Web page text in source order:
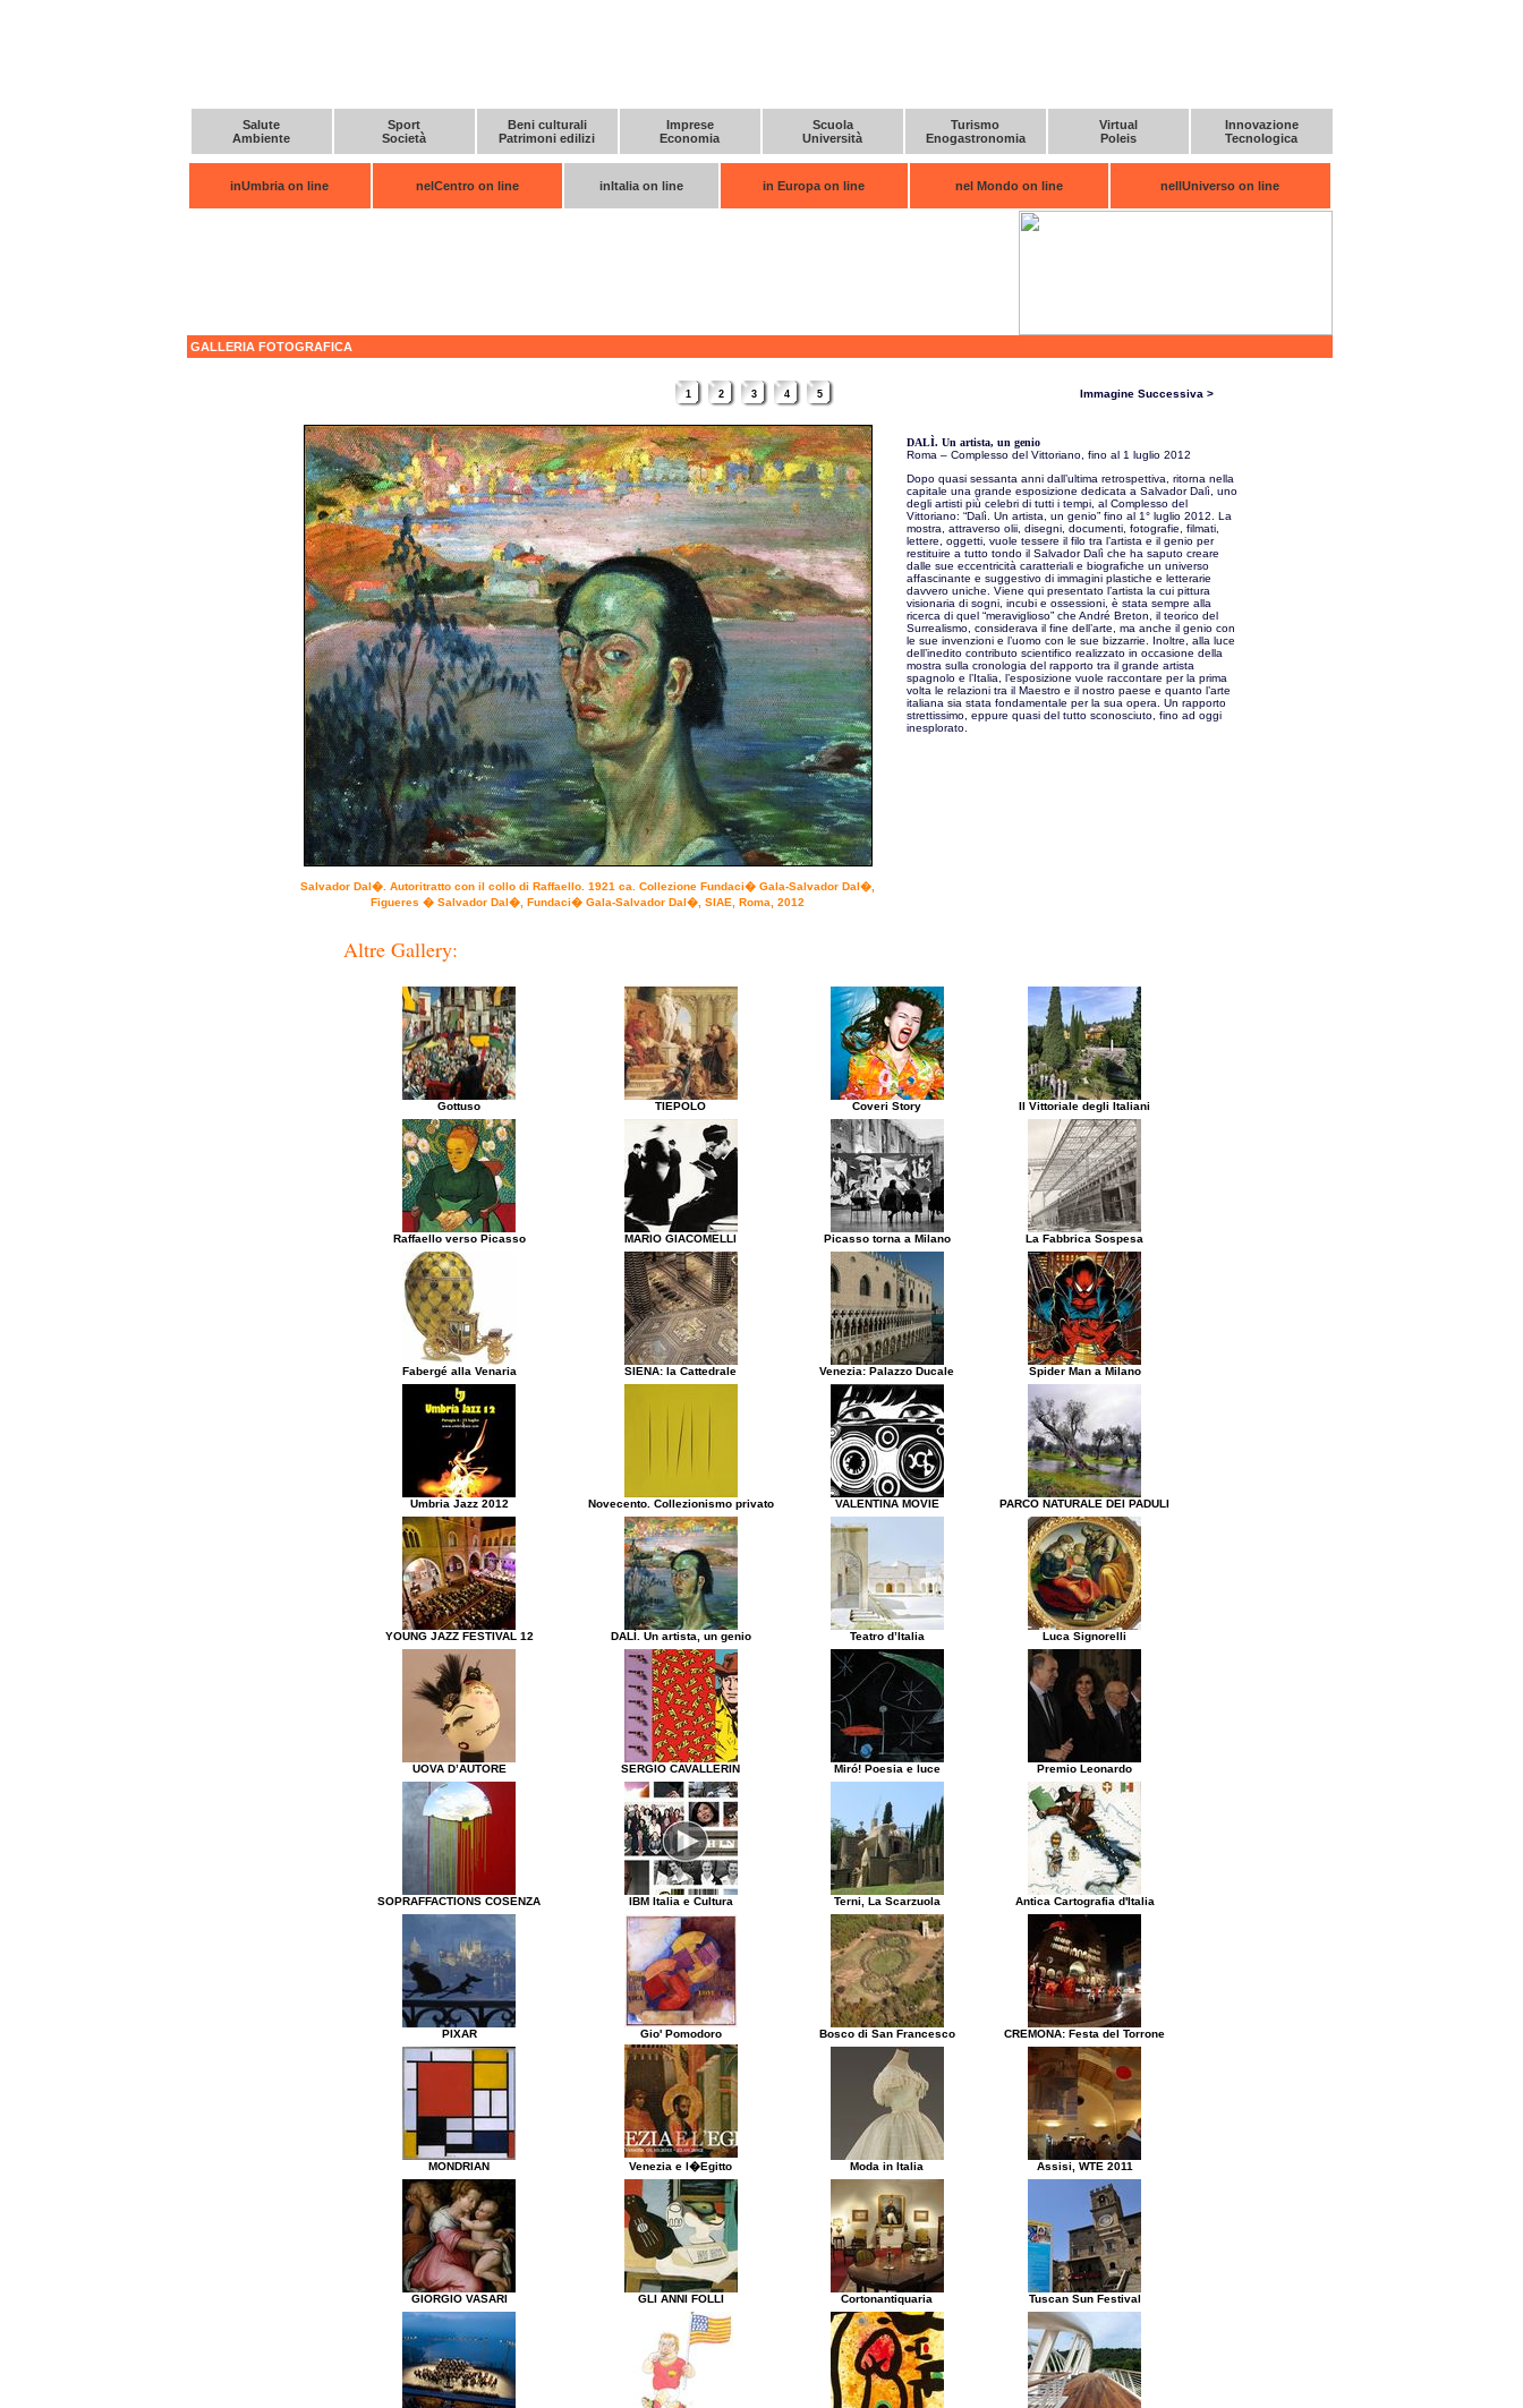
Salute
Ambiente
Sport
Società
Beni culturali
Patrimoni edilizi
Imprese
Economia
Scuola
Università
Turismo
Enogastronomia
Virtual
Poleis
Innovazione
Tecnologica
inUmbria on line nelCentro on line inItalia on line in Europa on line nel Mondo on line nellUniverso on line
GALLERIA FOTOGRAFICA
1 2 3 4 5 Immagine Successiva >
Salvador Dal�. Autoritratto con il collo di Raffaello. 1921 ca. Collezione Fundaci� Gala-Salvador Dal�,
Figueres � Salvador Dal�, Fundaci� Gala-Salvador Dal�, SIAE, Roma, 2012
DALÌ. Un artista, un genio
Roma – Complesso del Vittoriano, fino al 1 luglio 2012
Dopo quasi sessanta anni dall’ultima retrospettiva, ritorna nella
capitale una grande esposizione dedicata a Salvador Dalì, uno
degli artisti più celebri di tutti i tempi, al Complesso del
Vittoriano: “Dalì. Un artista, un genio” fino al 1° luglio 2012. La
mostra, attraverso olii, disegni, documenti, fotografie, filmati,
lettere, oggetti, vuole tessere il filo tra l’artista e il genio per
restituire a tutto tondo il Salvador Dalì che ha saputo creare
dalle sue eccentricità caratteriali e biografiche un universo
affascinante e suggestivo di immagini plastiche e letterarie
davvero uniche. Viene qui presentato l’artista la cui pittura
visionaria di sogni, incubi e ossessioni, è stata sempre alla
ricerca di quel “meraviglioso” che André Breton, il teorico del
Surrealismo, considerava il fine dell’arte, ma anche il genio con
le sue invenzioni e l’uomo con le sue bizzarrie. Inoltre, alla luce
dell’inedito contributo scientifico realizzato in occasione della
mostra sulla cronologia del rapporto tra il grande artista
spagnolo e l’Italia, l’esposizione vuole raccontare per la prima
volta le relazioni tra il Maestro e il nostro paese e quanto l’arte
italiana sia stata fondamentale per la sua opera. Un rapporto
strettissimo, eppure quasi del tutto sconosciuto, fino ad oggi
inesplorato.
Altre Gallery:
Gottuso TIEPOLO Coveri Story Il Vittoriale degli Italiani
Raffaello verso Picasso MARIO GIACOMELLI Picasso torna a Milano La Fabbrica Sospesa
Fabergé alla Venaria SIENA: la Cattedrale Venezia: Palazzo Ducale Spider Man a Milano
Umbria Jazz 2012 Novecento. Collezionismo privato VALENTINA MOVIE PARCO NATURALE DEI PADULI
YOUNG JAZZ FESTIVAL 12 DALÌ. Un artista, un genio Teatro d’Italia Luca Signorelli
UOVA D’AUTORE SERGIO CAVALLERIN Miró! Poesia e luce Premio Leonardo
SOPRAFFACTIONS COSENZA IBM Italia e Cultura Terni, La Scarzuola Antica Cartografia d'Italia
PIXAR Gio' Pomodoro Bosco di San Francesco CREMONA: Festa del Torrone
MONDRIAN Venezia e l�Egitto Moda in Italia Assisi, WTE 2011
GIORGIO VASARI GLI ANNI FOLLI Cortonantiquaria Tuscan Sun Festival